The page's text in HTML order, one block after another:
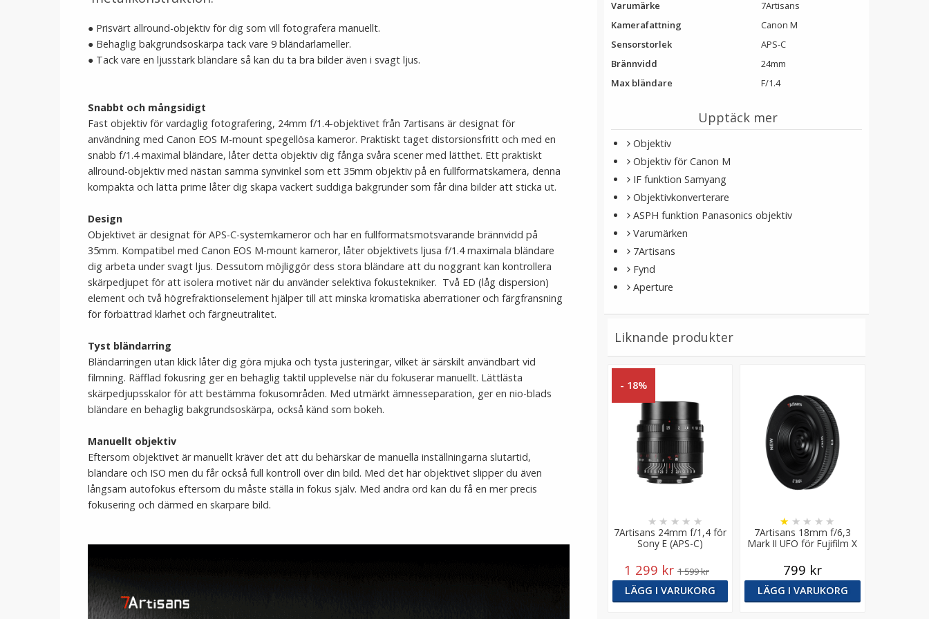
● Prisvärt allround-objektiv för dig som vill fotografera manuellt.
● Behaglig bakgrundsoskärpa tack vare 9 bländarlameller.
● Tack vare en ljusstark bländare så kan du ta bra bilder även i svagt ljus.
Snabbt och mångsidigt
Fast objektiv för vardaglig fotografering, 24mm f/1.4-objektivet från 7artisans är designat för
användning med Canon EOS M-mount spegellösa kameror. Praktiskt taget distorsionsfritt och med en
snabb f/1.4 maximal bländare, låter detta objektiv dig fånga svåra scener med lätthet. Ett praktiskt
allround-objektiv med nästan samma synvinkel som ett 35mm objektiv på en fullformatskamera, denna
kompakta och lätta prime låter dig skapa vackert suddiga bakgrunder som får dina bilder att sticka ut.
Design
Objektivet är designat för APS-C-systemkameror och har en fullformatsmotsvarande brännvidd på
35mm. Kompatibel med Canon EOS M-mount kameror, låter objektivets ljusa f/1.4 maximala bländare
dig arbeta under svagt ljus. Dessutom möjliggör dess stora bländare att du noggrant kan kontrollera
skärpedjupet för att isolera motivet när du använder selektiva fokustekniker. Två ED (låg dispersion)
element och två högrefraktionselement hjälper till att minska kromatiska aberrationer och färgfransning
för förbättrad klarhet och färgneutralitet.
Tyst bländarring
Bländarringen utan klick låter dig göra mjuka och tysta justeringar, vilket är särskilt användbart vid
filmning. Räfflad fokusring ger en behaglig taktil upplevelse när du fokuserar manuellt. Lättlästa
skärpedjupsskalor för att bestämma fokusområden. Med utmärkt ämnesseparation, ger en nio-blads
bländare en behaglig bakgrundsoskärpa, också känd som bokeh.
Manuellt objektiv
Eftersom objektivet är manuellt kräver det att du behärskar de manuella inställningarna slutartid,
bländare och ISO men du får också full kontroll över din bild. Med det här objektivet slipper du även
långsam autofokus eftersom du måste ställa in fokus själv. Med andra ord kan du få en mer precis
fokusering och därmed en skarpare bild.
Varumärke
7Artisans
Kamerafattning
Canon M
Sensorstorlek
APS-C
Brännvidd
24mm
Max bländare
F/1.4
Upptäck mer
Objektiv
Objektiv för Canon M
IF funktion Samyang
Objektivkonverterare
ASPH funktion Panasonics objektiv
Varumärken
7Artisans
Fynd
Aperture
Liknande produkter
- 18%
7Artisans 24mm f/1,4 för
Sony E (APS-C)
★ ★ ★ ★ ★
1 299 kr 1 599 kr
LÄGG I VARUKORG
7Artisans 18mm f/6,3
Mark II UFO för Fujifilm X
★ ★ ★ ★ ★
799 kr
LÄGG I VARUKORG